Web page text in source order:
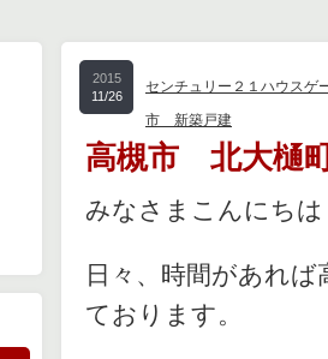
2015
11/26
センチュリー２１ハウスゲ
市 新築戸建
高槻市 北大樋
みなさまこんにちは
日々、時間があれ
ております。